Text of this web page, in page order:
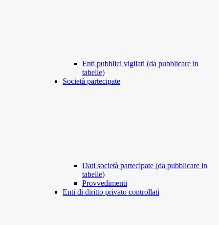
Enti pubblici vigilati (da pubblicare in
tabelle)
Società partecipate
Dati società partecipate (da pubblicare in
tabelle)
Provvedimenti
Enti di diritto privato controllati